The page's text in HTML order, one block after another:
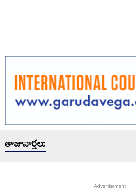
తాజావార్తలు